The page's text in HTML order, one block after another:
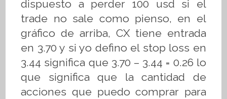
dispuesto a perder 100 usd si el
trade no sale como pienso, en el
gráfico de arriba, CX tiene entrada
en 3.70 y si yo defino el stop loss en
3.44 significa que 3.70 – 3.44 = 0.26 lo
que significa que la cantidad de
acciones que puedo comprar para